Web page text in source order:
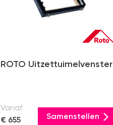
ROTO Uitzettuimelvenster
Vanaf
€ 655
Samenstellen